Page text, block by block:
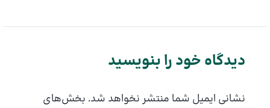
دیدگاه‌ خود را بنویسید
نشانی ایمیل شما منتشر نخواهد شد. بخش‌های